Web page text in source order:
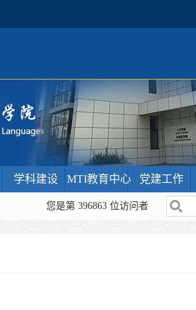
学科建设 MTI教育中心 党建工作
您是第 396863 位访问者